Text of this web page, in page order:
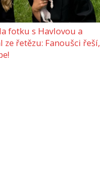
fotku s Havlovou a
řetězu: Fanoušci řeší,